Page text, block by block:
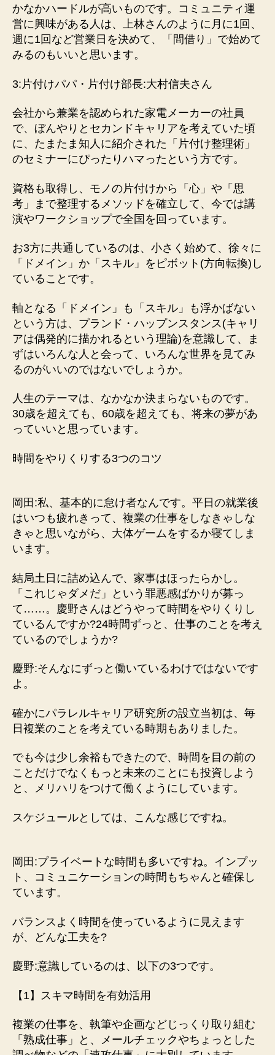
かなかハードルが高いものです。コミュニティ運
営に興味がある人は、上林さんのように月に1回、
週に1回など営業日を決めて、「間借り」で始めて
みるのもいいと思います。
3:片付けパパ・片付け部長:大村信夫さん
会社から兼業を認められた家電メーカーの社員
で、ぼんやりとセカンドキャリアを考えていた頃
に、たまたま知人に紹介された「片付け整理術」
のセミナーにぴったりハマったという方です。
資格も取得し、モノの片付けから「心」や「思
考」まで整理するメソッドを確立して、今では講
演やワークショップで全国を回っています。
お3方に共通しているのは、小さく始めて、徐々に
「ドメイン」か「スキル」をピボット(方向転換)し
ていることです。
軸となる「ドメイン」も「スキル」も浮かばない
という方は、プランド・ハップンスタンス(キャリ
アは偶発的に描かれるという理論)を意識して、ま
ずはいろんな人と会って、いろんな世界を見てみ
るのがいいのではないでしょうか。
人生のテーマは、なかなか決まらないものです。
30歳を超えても、60歳を超えても、将来の夢があ
っていいと思っています。
時間をやりくりする3つのコツ
岡田:私、基本的に怠け者なんです。平日の就業後
はいつも疲れきって、複業の仕事をしなきゃしな
きゃと思いながら、大体ゲームをするか寝てしま
います。
結局土日に詰め込んで、家事はほったらかし。
「これじゃダメだ」という罪悪感ばかりが募っ
て……。慶野さんはどうやって時間をやりくりし
ているんですか?24時間ずっと、仕事のことを考え
ているのでしょうか?
慶野:そんなにずっと働いているわけではないです
よ。
確かにパラレルキャリア研究所の設立当初は、毎
日複業のことを考えている時期もありました。
でも今は少し余裕もできたので、時間を目の前の
ことだけでなくもっと未来のことにも投資しよう
と、メリハリをつけて働くようにしています。
スケジュールとしては、こんな感じですね。
岡田:プライベートな時間も多いですね。インプッ
ト、コミュニケーションの時間もちゃんと確保し
ています。
バランスよく時間を使っているように見えます
が、どんな工夫を?
慶野:意識しているのは、以下の3つです。
【1】スキマ時間を有効活用
複業の仕事を、執筆や企画などじっくり取り組む
「熟成仕事」と、メールチェックやちょっとした